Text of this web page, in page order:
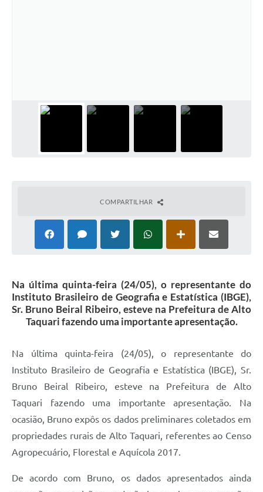
COMPARTILHAR
Na última quinta-feira (24/05), o representante do
Instituto Brasileiro de Geografia e Estatística (IBGE),
Sr. Bruno Beiral Ribeiro, esteve na Prefeitura de Alto
Taquari fazendo uma importante apresentação.
Na última quinta-feira (24/05), o representante do
Instituto Brasileiro de Geografia e Estatística (IBGE), Sr.
Bruno Beiral Ribeiro, esteve na Prefeitura de Alto
Taquari fazendo uma importante apresentação. Na
ocasião, Bruno expôs os dados preliminares coletados em
propriedades rurais de Alto Taquari, referentes ao Censo
Agropecuário, Florestal e Aquícola 2017.
De acordo com Bruno, os dados apresentados ainda